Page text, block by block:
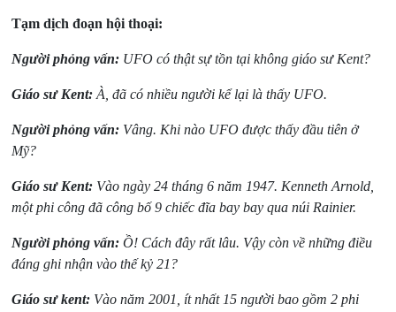
Tạm dịch đoạn hội thoại:
Người phỏng vấn: UFO có thật sự tồn tại không giáo sư Kent?
Giáo sư Kent: À, đã có nhiều người kể lại là thấy UFO.
Người phỏng vấn: Vâng. Khi nào UFO được thấy đầu tiên ở
Mỹ?
Giáo sư Kent: Vào ngày 24 tháng 6 năm 1947. Kenneth Arnold,
một phi công đã công bố 9 chiếc đĩa bay bay qua núi Rainier.
Người phỏng vấn: Ồ! Cách đây rất lâu. Vậy còn về những điều
đáng ghi nhận vào thế kỷ 21?
Giáo sư kent: Vào năm 2001, ít nhất 15 người bao gồm 2 phi